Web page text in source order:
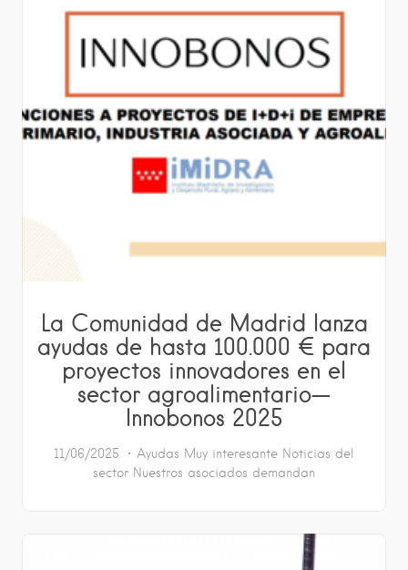
La Comunidad de Madrid lanza
ayudas de hasta 100.000 € para
proyectos innovadores en el
sector agroalimentario—
Innobonos 2025
11/06/2025 Ayudas Muy interesante Noticias del
sector Nuestros asociados demandan